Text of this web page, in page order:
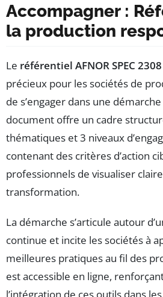
Accompagner :
la production
Le référentiel AFNOR SPEC 2308
précieux pour les sociétés de
de s’engager dans une
document offre un cadre
thématiques et 3 niveaux
contenant des critères d’action
professionnels de visualiser
transformation.
La démarche s’articule autour
continue et incite les sociétés à
meilleures pratiques au fil des
est accessible en ligne,
l’intégration de ces outils dans